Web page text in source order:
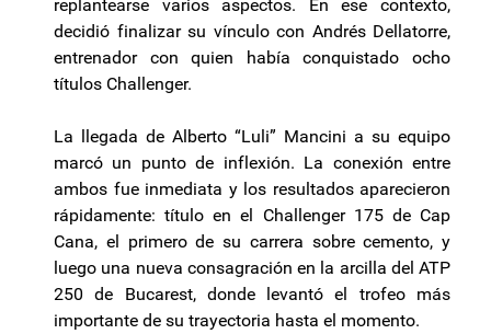
replantearse varios aspectos. En ese contexto,
decidió finalizar su vínculo con Andrés Dellatorre,
entrenador con quien había conquistado ocho
títulos Challenger.
La llegada de Alberto “Luli” Mancini a su equipo
marcó un punto de inflexión. La conexión entre
ambos fue inmediata y los resultados aparecieron
rápidamente: título en el Challenger 175 de Cap
Cana, el primero de su carrera sobre cemento, y
luego una nueva consagración en la arcilla del ATP
250 de Bucarest, donde levantó el trofeo más
importante de su trayectoria hasta el momento.